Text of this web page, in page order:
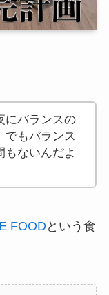
にバランスの
もバランス
もないんだよ
FOODという食